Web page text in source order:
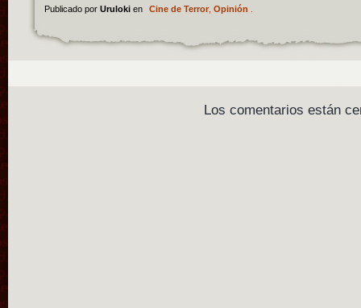
Publicado por Uruloki en Cine de Terror, Opinión
Los comentarios están